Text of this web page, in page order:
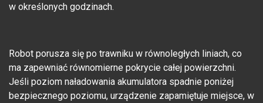
w określonych godzinach.
Robot porusza się po trawniku w równoległych liniach, co
ma zapewniać równomierne pokrycie całej powierzchni.
Jeśli poziom naładowania akumulatora spadnie poniżej
bezpiecznego poziomu, urządzenie zapamiętuje miejsce, w